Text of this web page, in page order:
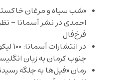
«شب سیاه و مرغان
احمدی در نشر آسمانا –
فرخ‌فال
در
جنوب کرمان به زبان
رمان «فیل‌ها به جلگه